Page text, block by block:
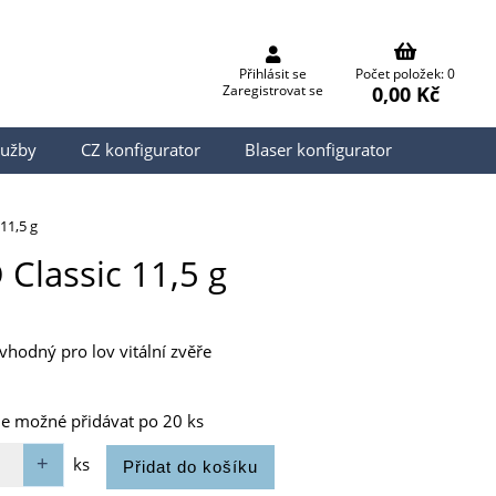
Přihlásit se
Zaregistrovat se
Počet položek: 0
0,00 Kč
CZ konfigurator Blaser konfigurator
g
11,5 g
pro lov vitální zvěře
možné přidávat po 20 ks
ks